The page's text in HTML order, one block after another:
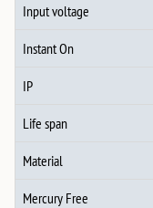
Input voltage
Instant On
IP
Life span
Material
Mercury Free